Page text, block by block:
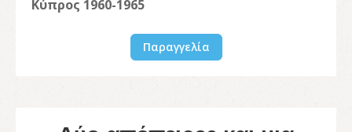
Κύπρος 1960-1965
Παραγγελία